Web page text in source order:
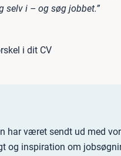
selv i – og søg jobbet.”
i dit CV
har været sendt ud med
og inspiration om